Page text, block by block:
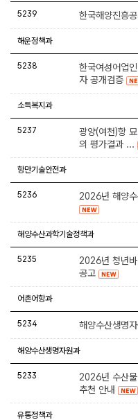
5239 한국해양진흥
해운정책과
5238
한국여성어업
자 공개검증
소득복지과
5237
광양(여천)항
의 평가결과 ...
항만기술안전과
5236 2026년 해양
해양수산과학기술정책과
5235
2026년 청년
공고
어촌어항과
5234 해양수산생명
해양수산생명자원과
5233
2026년 수산
추천 안내
유통정책과